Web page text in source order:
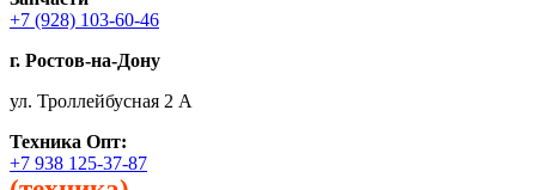
+7 (928) 103-60-46
г. Ростов-на-Дону
ул. Троллейбусная 2 А
Техника Опт:
+7 938 125-37-87